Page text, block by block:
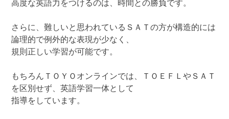
高度な英語力をつけるのは、時間との勝負です。
さらに、難しいと思われているＳＡＴの方が構造的には
論理的で例外的な表現が少なく、
規則正しい学習が可能です。
もちろんＴＯＹＯオンラインでは、ＴＯＥＦＬやＳＡＴ
を区別せず、英語学習一体として
指導をしています。